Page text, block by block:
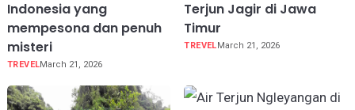
Indonesia yang
mempesona dan penuh
misteri
TREVELMarch 21, 2026
Terjun Jagir di Jawa
Timur
TREVELMarch 21, 2026